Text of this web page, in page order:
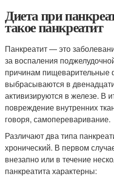
Диета при
такое панкреатит
Панкреатит — это
за воспаления
причинам
выбрасываются в
активизируются в железе. В
повреждение внутренних
говоря, самопереваривание.
Различают два типа
хронический. В первом
внезапно или в течение
панкреатита характерны: